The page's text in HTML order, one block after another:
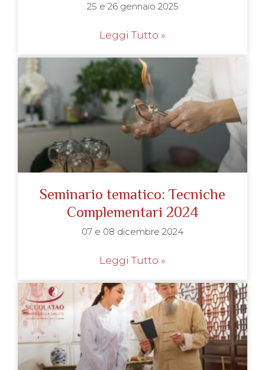
25 e 26 gennaio 2025
Leggi Tutto »
Seminario tematico: Tecniche
Complementari 2024
07 e 08 dicembre 2024
Leggi Tutto »